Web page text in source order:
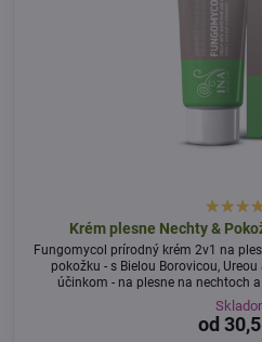
Krém plesne Nechty &
Fungomycol prírodný krém 2v1 na
pokožku - s Bielou Borovicou,
účinkom - na plesne na nechtoch
popraskanú pokožku na pätách a
zápachu a potení nôh. Jemná
od